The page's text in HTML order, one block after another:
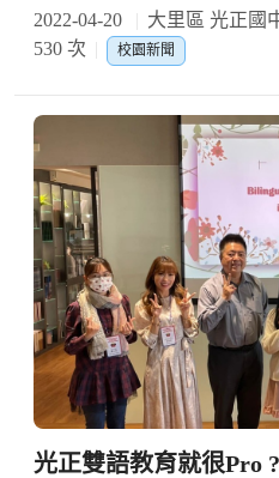
2022-04-20 大里區 光正國
530 次
校園新聞
光正雙語教育就很Pro